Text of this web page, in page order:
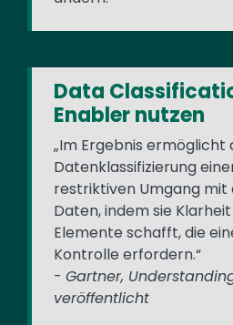
Data
Enabler nutzen
„Im Ergebnis ermöglicht
Datenklassifizierung
restriktiven Umgang mit
Daten, indem sie
Elemente schafft, die
Kontrolle erfordern.“
- Gartner,
veröffentlicht